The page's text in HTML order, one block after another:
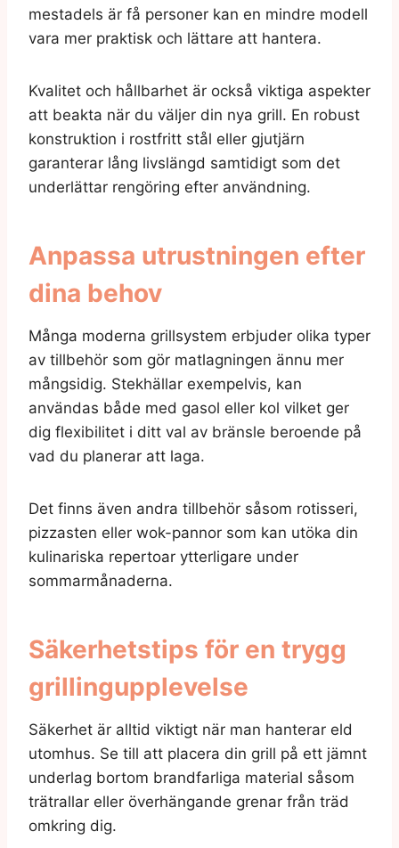
mestadels är få personer kan en mindre modell
vara mer praktisk och lättare att hantera.
Kvalitet och hållbarhet är också viktiga aspekter
att beakta när du väljer din nya grill. En robust
konstruktion i rostfritt stål eller gjutjärn
garanterar lång livslängd samtidigt som det
underlättar rengöring efter användning.
Anpassa utrustningen efter
dina behov
Många moderna grillsystem erbjuder olika typer
av tillbehör som gör matlagningen ännu mer
mångsidig. Stekhällar exempelvis, kan
användas både med gasol eller kol vilket ger
dig flexibilitet i ditt val av bränsle beroende på
vad du planerar att laga.
Det finns även andra tillbehör såsom rotisseri,
pizzasten eller wok-pannor som kan utöka din
kulinariska repertoar ytterligare under
sommarmånaderna.
Säkerhetstips för en trygg
grillingupplevelse
Säkerhet är alltid viktigt när man hanterar eld
utomhus. Se till att placera din grill på ett jämnt
underlag bortom brandfarliga material såsom
trätrallar eller överhängande grenar från träd
omkring dig.